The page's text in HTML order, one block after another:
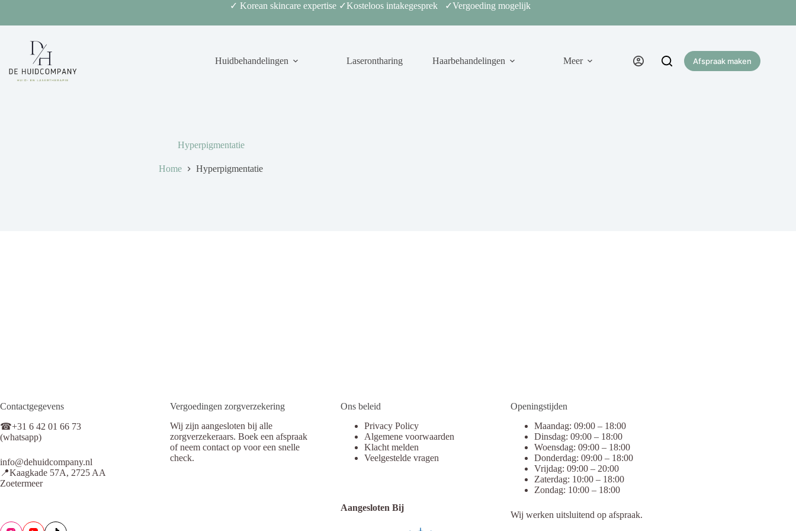
de
✓ Korean skincare expertise ✓Kosteloos intakegesprek ✓Vergoeding mogelijk
Huidbehandelingen Laserontharing Haarbehandelingen Meer Afspraak maken
Hyperpigmentatie
Home Hyperpigmentatie
Contactgegevens
☎+31 6 42 01 66 73
(whatsapp)
info@dehuidcompany.nl
📍Kaagkade 57A, 2725 AA
Zoetermeer
Vergoedingen zorgverzekering
Wij zijn aangesloten bij alle
zorgverzekeraars. Boek een afspraak
of neem contact op voor een snelle
check.
Ons beleid
Privacy Policy
Algemene voorwaarden
Klacht melden
Veelgestelde vragen
Aangesloten Bij
Openingstijden
Maandag: 09:00 – 18:00
Dinsdag: 09:00 – 18:00
Woensdag: 09:00 – 18:00
Donderdag: 09:00 – 18:00
Vrijdag: 09:00 – 20:00
Zaterdag: 10:00 – 18:00
Zondag: 10:00 – 18:00
Wij werken uitsluitend op afspraak.